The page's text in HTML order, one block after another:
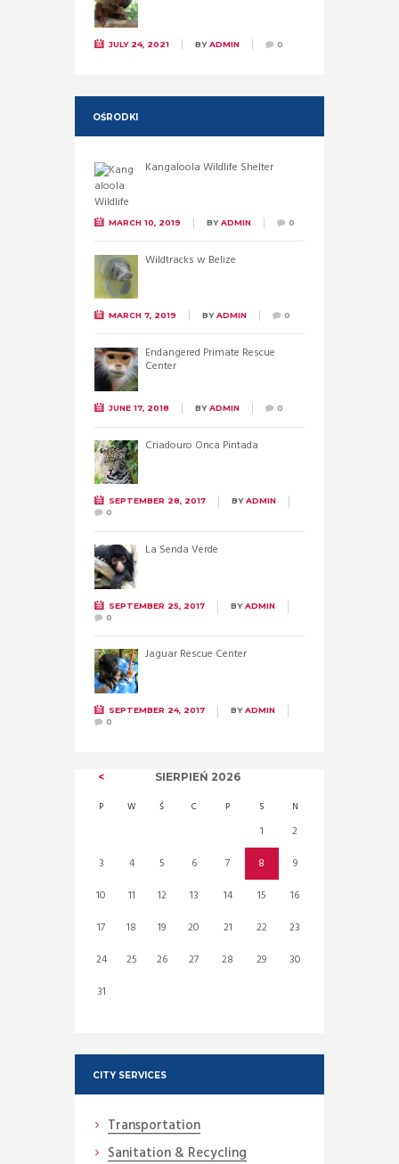
JULY 24, 2021 BYADMIN 0
OŚRODKI
Kangaloola Wildlife Shelter
MARCH 10, 2019 BYADMIN 0
Wildtracks w Belize
MARCH 7, 2019 BYADMIN 0
Endangered Primate Rescue
Center
JUNE 17, 2018 BYADMIN 0
Criadouro Onca Pintada
SEPTEMBER 28, 2017 BYADMIN
0
La Senda Verde
SEPTEMBER 25, 2017 BYADMIN
0
Jaguar Rescue Center
SEPTEMBER 24, 2017 BYADMIN
0
SIERPIEŃ 2026
P W Ś C P S N
1
2
3
4 5 6 7 8
9
10
11 12 13 14 15
16
17
18 19 20 21 22
23
24
25 26 27 28 29
30
31
CITY SERVICES
Transportation
Sanitation & Recycling